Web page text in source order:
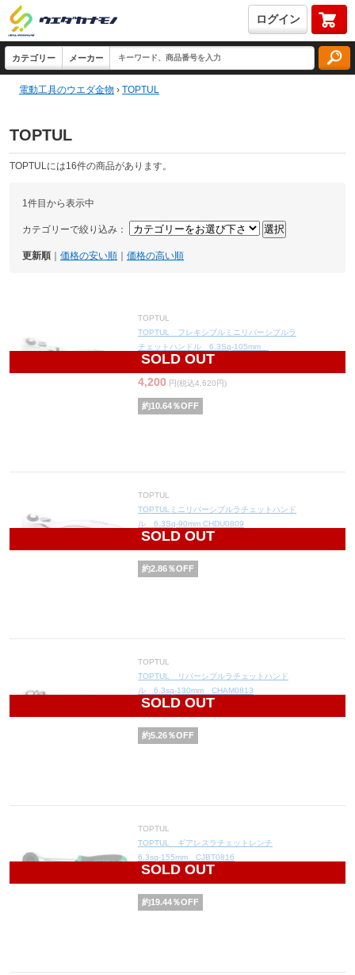
ログイン
電動工具のウエダ金物 › TOPTUL
TOPTUL
TOPTULには16件の商品があります。
1件目から表示中
カテゴリーで絞り込み：
更新順 価格の安い順 価格の高い順
SOLD OUT
TOPTUL
TOPTUL フレキシブルミニリバーシブルラ
チェットハンドル 6.3Sq-105mm
CHKU0811
4,200 円(税込4,620円)
約10.64％OFF
SOLD OUT
TOPTUL
TOPTULミニリバーシブルラチェットハンド
ル 6.3Sq-90mm CHDU0809
3,400
約2.86％OFF
SOLD OUT
TOPTUL
TOPTUL リバーシブルラチェットハンド
ル 6.3sq-130mm CHAM0813
3,600
約5.26％OFF
SOLD OUT
TOPTUL
TOPTUL ギアレスラチェットレンチ
6.3sq-155mm CJBT0816
5,800
約19.44％OFF